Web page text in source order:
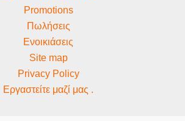
Promotions
Πωλήσεις
Ενοικιάσεις
Site map
Privacy Policy
Εργαστείτε μαζί μας .